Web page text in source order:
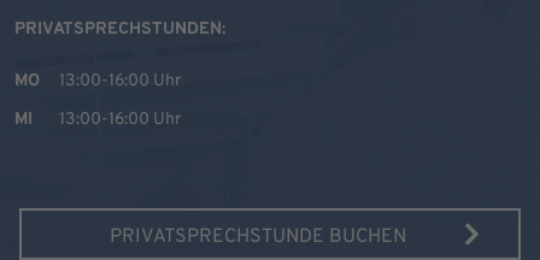
PRIVATSPRECHSTUNDEN:
MO
13:00-16:00 Uhr
MI
13:00-16:00 Uhr
PRIVATSPRECHSTUNDE BUCHEN